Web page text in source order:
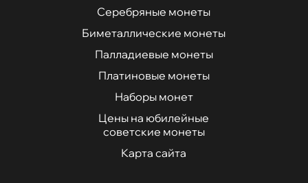
Серебряные монеты
Биметаллические монеты
Палладиевые монеты
Платиновые монеты
Наборы монет
Цены на юбилейные
советские монеты
Карта сайта